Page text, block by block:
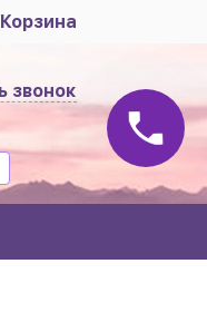
Корзина
звонок